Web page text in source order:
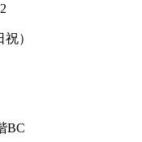
）
BC